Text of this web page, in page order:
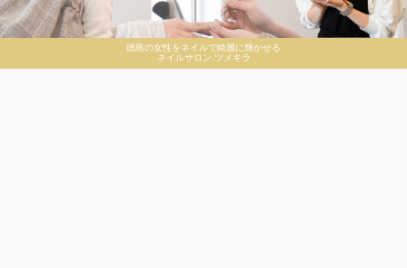
徳島の女性をネイルで綺麗に輝かせる
ネイルサロン ツメキラ